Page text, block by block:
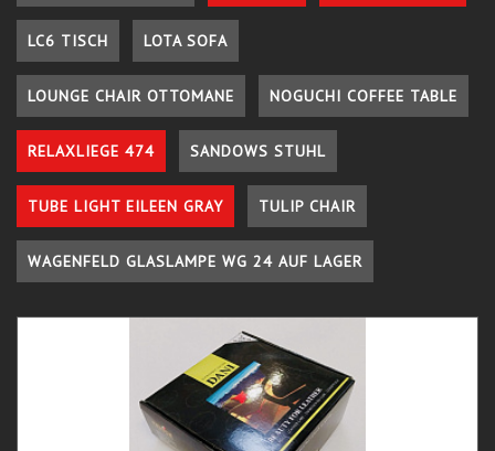
LC6 TISCH LOTA SOFA
LOUNGE CHAIR OTTOMANE NOGUCHI COFFEE TABLE
RELAXLIEGE 474 SANDOWS STUHL
TUBE LIGHT EILEEN GRAY TULIP CHAIR
WAGENFELD GLASLAMPE WG 24 AUF LAGER